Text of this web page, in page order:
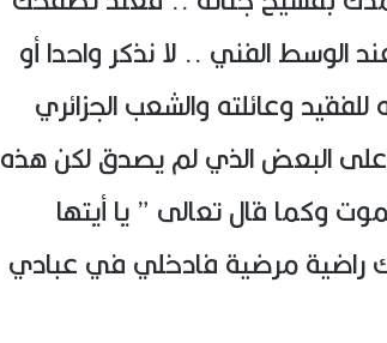
الوسط الفني .. لا نذكر واحدا أو
وعائلته والشعب الجزائري
البعض الذي لم يصدق لكن هذه
وكما قال تعالى ” يا أيتها
راضية مرضية فادخلي في عبادي